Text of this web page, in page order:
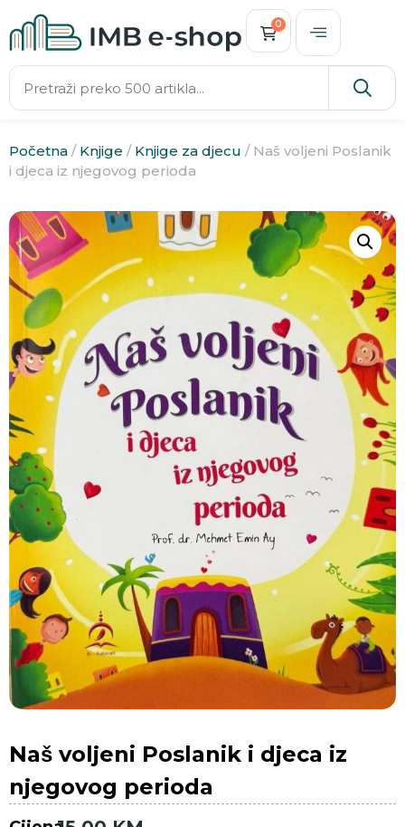
0
Početna / Knjige / Knjige za djecu / Naš voljeni Poslanik
i djeca iz njegovog perioda
Naš voljeni Poslanik i djeca iz
njegovog perioda